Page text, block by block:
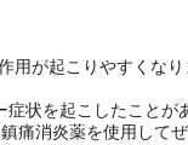
性ではがれにくく,貼
用が起こりやすくなり